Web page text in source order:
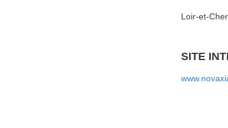
Loir-et-
SITE